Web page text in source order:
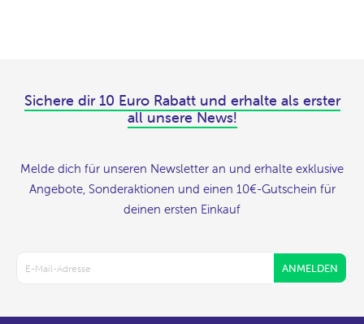
Sichere dir 10 Euro Rabatt und erhalte als erster
all unsere News!
Melde dich für unseren Newsletter an und erhalte exklusive
Angebote, Sonderaktionen und einen 10€-Gutschein für
deinen ersten Einkauf
ANMELDEN